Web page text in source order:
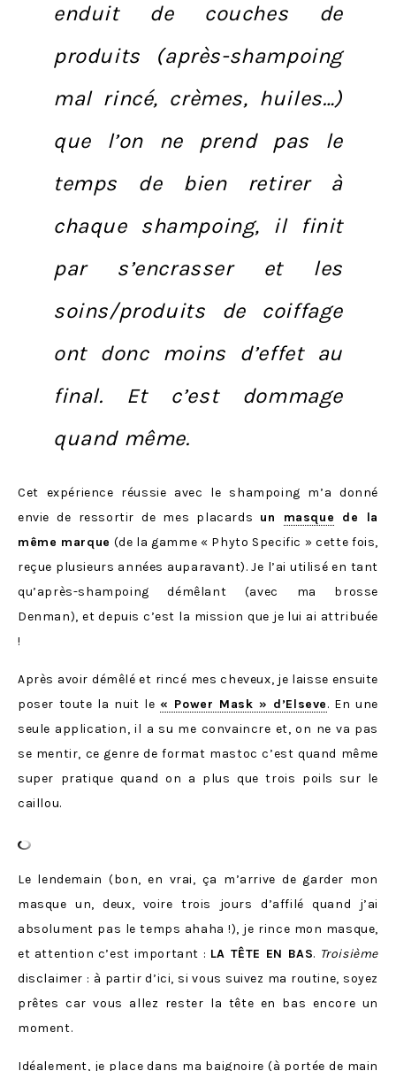
enduit de couches de
produits (après-shampoing
mal rincé, crèmes, huiles…)
que l’on ne prend pas le
temps de bien retirer à
chaque shampoing, il finit
par s’encrasser et les
soins/produits de coiffage
ont donc moins d’effet au
final. Et c’est dommage
quand même.
Cet expérience réussie avec le shampoing m’a donné
envie de ressortir de mes placards un masque de la
même marque (de la gamme « Phyto Specific » cette fois,
reçue plusieurs années auparavant). Je l’ai utilisé en tant
qu’après-shampoing démêlant (avec ma brosse
Denman), et depuis c’est la mission que je lui ai attribuée
!
Après avoir démêlé et rincé mes cheveux, je laisse ensuite
poser toute la nuit le« Power Mask » d’Elseve. En une
seule application, il a su me convaincre et, on ne va pas
se mentir, ce genre de format mastoc c’est quand même
super pratique quand on a plus que trois poils sur le
caillou.
Le lendemain (bon, en vrai, ça m’arrive de garder mon
masque un, deux, voire trois jours d’affilé quand j’ai
absolument pas le temps ahaha !), je rince mon masque,
et attention c’est important : LA TÊTE EN BAS. Troisième
disclaimer : à partir d’ici, si vous suivez ma routine, soyez
prêtes car vous allez rester la tête en bas encore un
moment.
Idéalement, je place dans ma baignoire (à portée de main